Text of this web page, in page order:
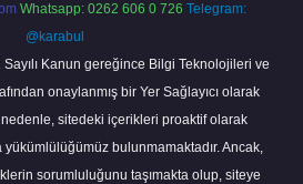
Whatsapp: 0262 606 0 726 Telegram:
@karabul
Kanun gereğince Bilgi Teknolojileri ve
onaylanmış bir Yer Sağlayıcı olarak
sitedeki içerikleri proaktif olarak
yükümlülüğümüz bulunmamaktadır. Ancak,
sorumluluğunu taşımakta olup, siteye